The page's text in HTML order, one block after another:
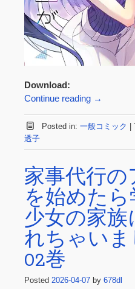
Download:
Continue reading →
Posted in: 一般コミック
透子
家事代行の
を始めた
少女の家族
れちゃいま
02巻
Posted 2026-04-07 by 678dl